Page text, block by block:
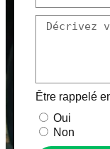
Être rappelé
Oui
Non